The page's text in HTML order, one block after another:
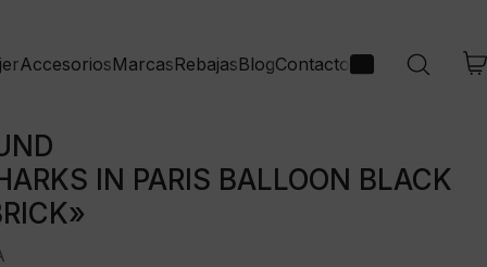
AccesoriosMarcasRebajasBlogContacto
IN PARIS BALLOON BLACK